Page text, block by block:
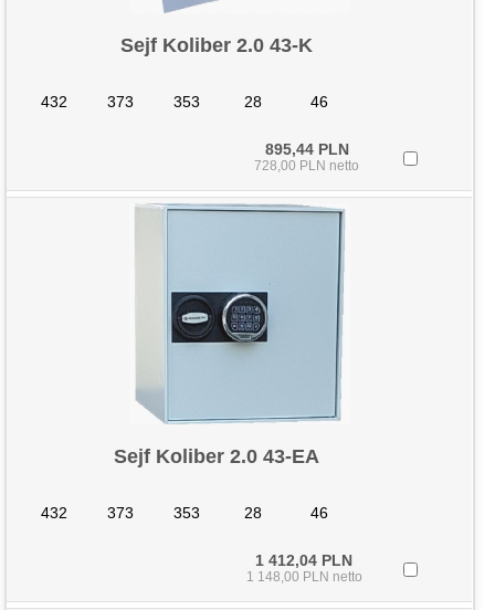
Sejf Koliber 2.0 43-K
432 373 353 28 46
895,44 PLN
728,00 PLN netto
Sejf Koliber 2.0 43-EA
432 373 353 28 46
1 412,04 PLN
1 148,00 PLN netto